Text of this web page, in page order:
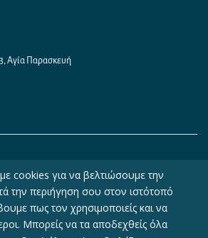
Αγία Παρασκευή
| Designed by Geometry|Woocommerce
cookies για να βελτιώσουμε την
την περιήγηση σου στον ιστότοπό
πως τον χρησιμοποιείς και να
Μπορείς να τα αποδεχθείς όλα